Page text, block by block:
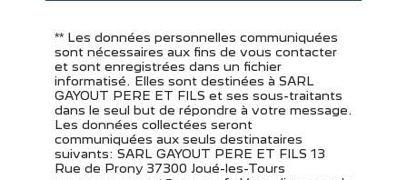
** Les données personnelles communiquées
sont nécessaires aux fins de vous contacter
et sont enregistrées dans un fichier
informatisé. Elles sont destinées à SARL
GAYOUT PERE ET FILS et ses sous-traitants
dans le seul but de répondre à votre message.
Les données collectées seront
communiquées aux seuls destinataires
suivants: SARL GAYOUT PERE ET FILS 13
Rue de Prony 37300 Joué-les-Tours